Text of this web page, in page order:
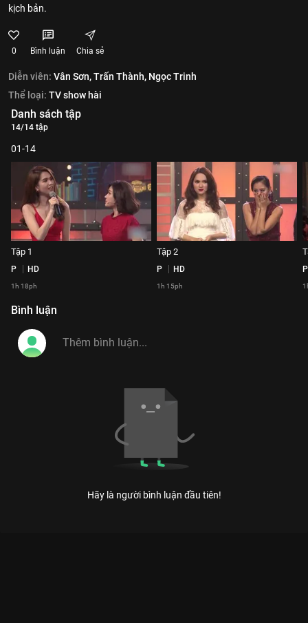
kịch bản.
0 Bình luận Chia sẻ
Diễn viên: Vân Sơn,Trấn Thành, Ngọc Trinh
Thể loại: TV show hài
Danh sách tập
14/14 tập
01-14
Tập 1
P HD
1h 18ph
Tập 2
P HD
1h 15ph
P
Bình luận
Hãy là người bình luận đầu tiên!